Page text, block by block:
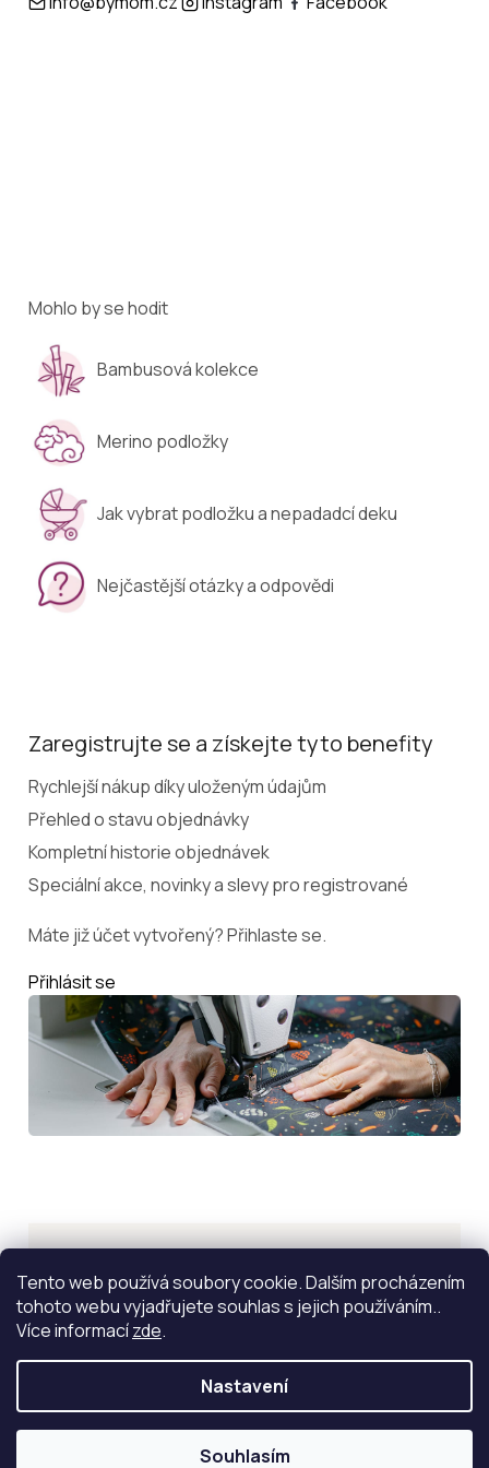
Tento web používá soubory cookie. Dalším procházením
tohoto webu vyjadřujete souhlas s jejich používáním..
Více informacízde.
Nastavení
Souhlasím
Mohlo by se hodit
Bambusová kolekce
Merino podložky
Jak vybrat podložku a nepadadcí deku
Nejčastější otázky a odpovědi
Zaregistrujte se a získejte tyto benefity
Rychlejší nákup díky uloženým údajům
Přehled o stavu objednávky
Kompletní historie objednávek
Speciální akce, novinky a slevy pro registrované
Máte již účet vytvořený? Přihlaste se.
Přihlásit se
Inspirace
ZOBRAZIT VÍCE